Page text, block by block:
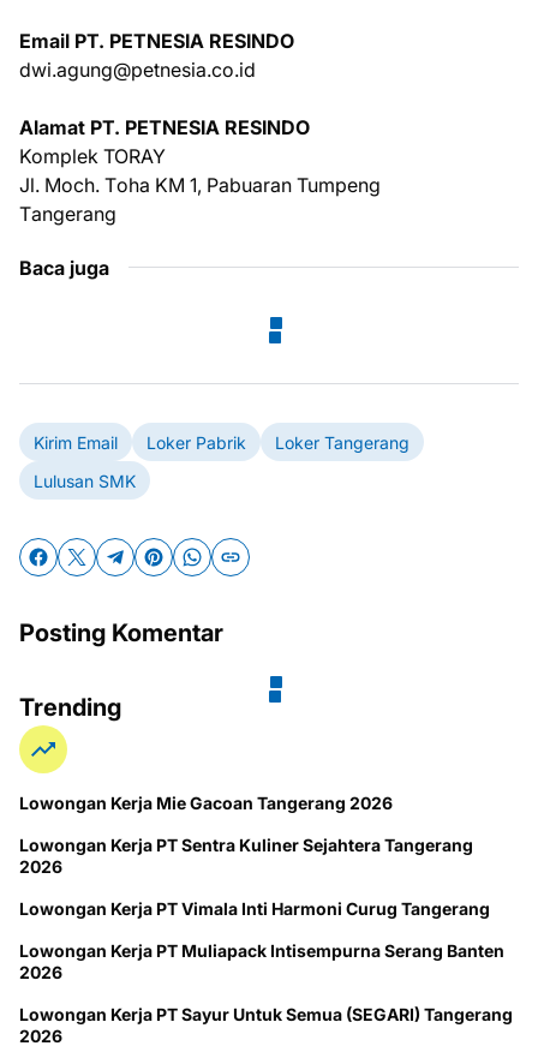
Email PT. PETNESIA RESINDO
dwі.аgung@реtnеѕіа.со.іd
Alаmаt PT. PETNESIA RESINDO
Komplek TORAY
Jl. Mосh. Tоhа KM 1, Pаbuаrаn Tumpeng
Tаngеrаng
Baca juga
Kirim Email Loker Pabrik
Loker Tangerang
Lulusan SMK
Posting Komentar
Trending
Lowongan Kerja Mie Gacoan Tangerang 2026
Lowongan Kerja PT Sentra Kuliner Sejahtera Tangerang
2026
Lowongan Kerja PT Vimala Inti Harmoni Curug Tangerang
Lowongan Kerja PT Muliapack Intisempurna Serang Banten
2026
Lowongan Kerja PT Sayur Untuk Semua (SEGARI) Tangerang
2026